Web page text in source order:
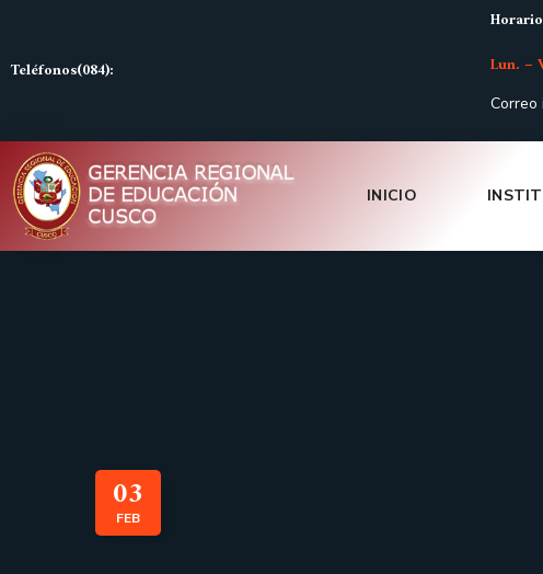
Teléfonos(084):
Lun. –
INICIO
03
FEB